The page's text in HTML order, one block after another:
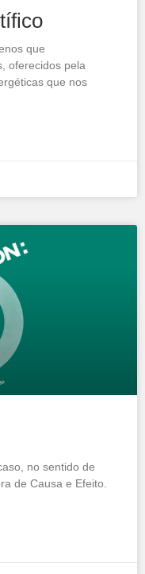
que
oferecidos pela
que nos
no sentido de
de Causa e Efeito.